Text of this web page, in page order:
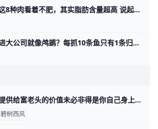
这8种肉看着不肥，其实脂肪含量超高 说起「肥肉」，在很多人的印象中可能是白花花的脂肪或油脂块。但是有些看着很瘦的肉，脂肪含量也很高，会让人不知不觉摄入过多热量。 盘点日常饮食中常
进大公司就像鸬鹚？每抓10条鱼只有1条归自己？ 那天我写选择还是努力时，有读者看了第三个话题，问了我这么一件事。 他留言说，是不是大公司的鱼塘密度特别低？ 一方面优秀的人特别多，特别卷，另一方
提供给富老头的价值未必非得是你自己身上的 那天我写这年头该怎么赚钱时，有个在美国工作的，副业做一对一家教的读者问，怎么打开富老头的圈子。 我说终归得提供价值，对方看得上的价值。 有其他读
碧树西风